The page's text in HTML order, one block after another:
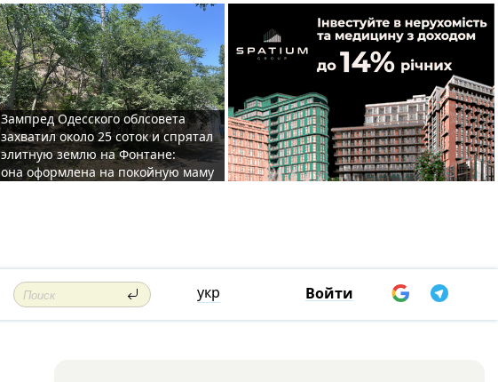
Зампред Одесского облсовета
захватил около 25 соток и спрятал
элитную землю на Фонтане:
она оформлена на покойную маму
укр Войти